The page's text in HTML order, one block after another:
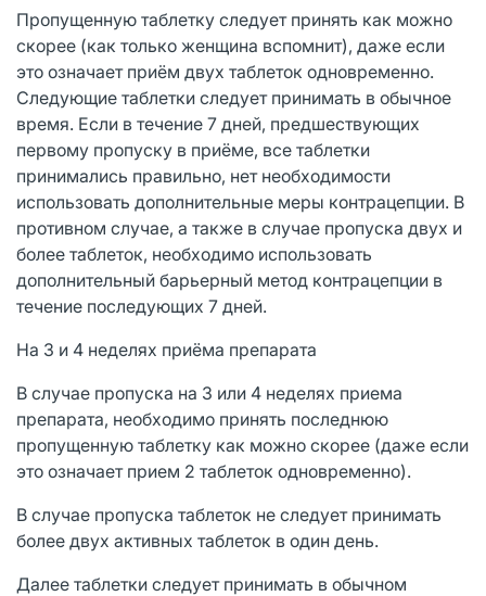
Пропущенную таблетку следует принять как можно
скорее (как только женщина вспомнит), даже если
это означает приём двух таблеток одновременно.
Следующие таблетки следует принимать в обычное
время. Если в течение 7 дней, предшествующих
первому пропуску в приёме, все таблетки
принимались правильно, нет необходимости
использовать дополнительные меры контрацепции. В
противном случае, а также в случае пропуска двух и
более таблеток, необходимо использовать
дополнительный барьерный метод контрацепции в
течение последующих 7 дней.
На 3 и 4 неделях приёма препарата
В случае пропуска на 3 или 4 неделях приема
препарата, необходимо принять последнюю
пропущенную таблетку как можно скорее (даже если
это означает прием 2 таблеток одновременно).
В случае пропуска таблеток не следует принимать
более двух активных таблеток в один день.
Далее таблетки следует принимать в обычном